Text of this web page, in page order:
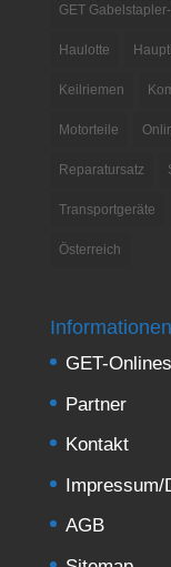
GET
Haulotte
Keilriemen
Motorteile
Reparatursatz
Transportgeräte
Österreich
Informationen
GET-
Partner
Kontakt
Impressum/
AGB